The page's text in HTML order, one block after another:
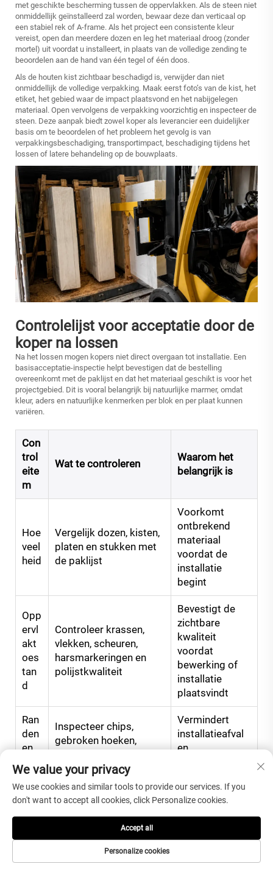
met geschikte bescherming tussen de oppervlakken. Als de steen niet
onmiddellijk geïnstalleerd zal worden, bewaar deze dan verticaal op
een stabiel rek of A-frame. Als het project een consistente kleur
vereist, open dan meerdere dozen en leg het materiaal droog (zonder
mortel) uit voordat u installeert, in plaats van de volledige zending te
beoordelen aan de hand van één tegel of één doos.
Als de houten kist zichtbaar beschadigd is, verwijder dan niet
onmiddellijk de volledige verpakking. Maak eerst foto’s van de kist, het
etiket, het gebied waar de impact plaatsvond en het nabijgelegen
materiaal. Open vervolgens de verpakking voorzichtig en inspecteer de
steen. Deze aanpak biedt zowel koper als leverancier een duidelijker
basis om te beoordelen of het probleem het gevolg is van
verpakkingsbeschadiging, transportimpact, beschadiging tijdens het
lossen of latere behandeling op de bouwplaats.
Controlelijst voor acceptatie door de
koper na lossen
Na het lossen mogen kopers niet direct overgaan tot installatie. Een
basisacceptatie-inspectie helpt bevestigen dat de bestelling
overeenkomt met de paklijst en dat het materiaal geschikt is voor het
projectgebied. Dit is vooral belangrijk bij natuurlijke marmer, omdat
kleur, aders en natuurlijke kenmerken per blok en per plaat kunnen
variëren.
Con
trol
eite
m
Wat te controleren
Waarom het
belangrijk is
Hoe
veel
heid
Vergelijk dozen, kisten,
platen en stukken met
de paklijst
Voorkomt
ontbrekend
materiaal
voordat de
installatie
begint
Opp
ervl
akt
oes
tan
d
Controleer krassen,
vlekken, scheuren,
harsmarkeringen en
polijstkwaliteit
Bevestigt de
zichtbare
kwaliteit
voordat
bewerking of
installatie
plaatsvindt
Ran
den
en
Hoe
ken
Inspecteer chips,
gebroken hoeken,
uitsparingen
Vermindert
installatieafval
en
e
Willekeurig meten van
geselecteerde stukken
Bevestigt de
projecttoleranti
We value your privacy
We use cookies and similar tools to provide our services. If you
don't want to accept all cookies, click Personalize cookies.
Personalize cookies
Accept all